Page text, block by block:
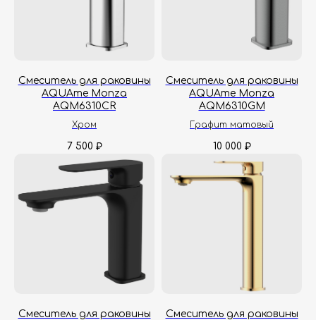
Смеситель для раковины
AQUAme Monza
AQM6310CR
Хром
7 500 ₽
Смеситель для раковины
AQUAme Monza
AQM6310GM
Графит матовый
10 000 ₽
Смеситель для раковины
Смеситель для раковины